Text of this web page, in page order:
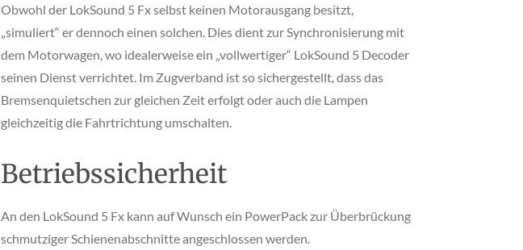
Obwohl der LokSound 5 Fx selbst keinen Motorausgang besitzt,
„simuliert“ er dennoch einen solchen. Dies dient zur Synchronisierung mit
dem Motorwagen, wo idealerweise ein „vollwertiger“ LokSound 5 Decoder
seinen Dienst verrichtet. Im Zugverband ist so sichergestellt, dass das
Bremsenquietschen zur gleichen Zeit erfolgt oder auch die Lampen
gleichzeitig die Fahrtrichtung umschalten.
Betriebssicherheit
An den LokSound 5 Fx kann auf Wunsch ein PowerPack zur Überbrückung
schmutziger Schienenabschnitte angeschlossen werden.